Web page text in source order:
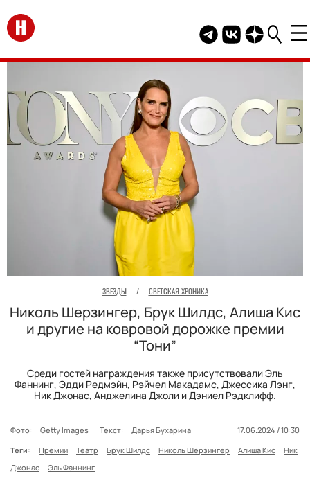
Перейти на главную
Telegram канал
Группа HELLO
Канал
ЗВЕЗДЫ / СВЕТСКАЯ ХРОНИКА
Николь Шерзингер, Брук Шилдс, Алиша Кис
и другие на ковровой дорожке премии
“Тони”
Среди гостей награждения также присутствовали Эль
Фаннинг, Эдди Редмэйн, Рэйчел Макадамс, Джессика Лэнг,
Ник Джонас, Анджелина Джоли и Дэниел Рэдклифф.
Фото: Getty Images Текст: Дарья Бухарина
17.06.2024 / 10:30
Теги:
Премии Театр Брук Шилдс Николь Шерзингер Алиша Кис
Ник
Джонас
Эль Фаннинг